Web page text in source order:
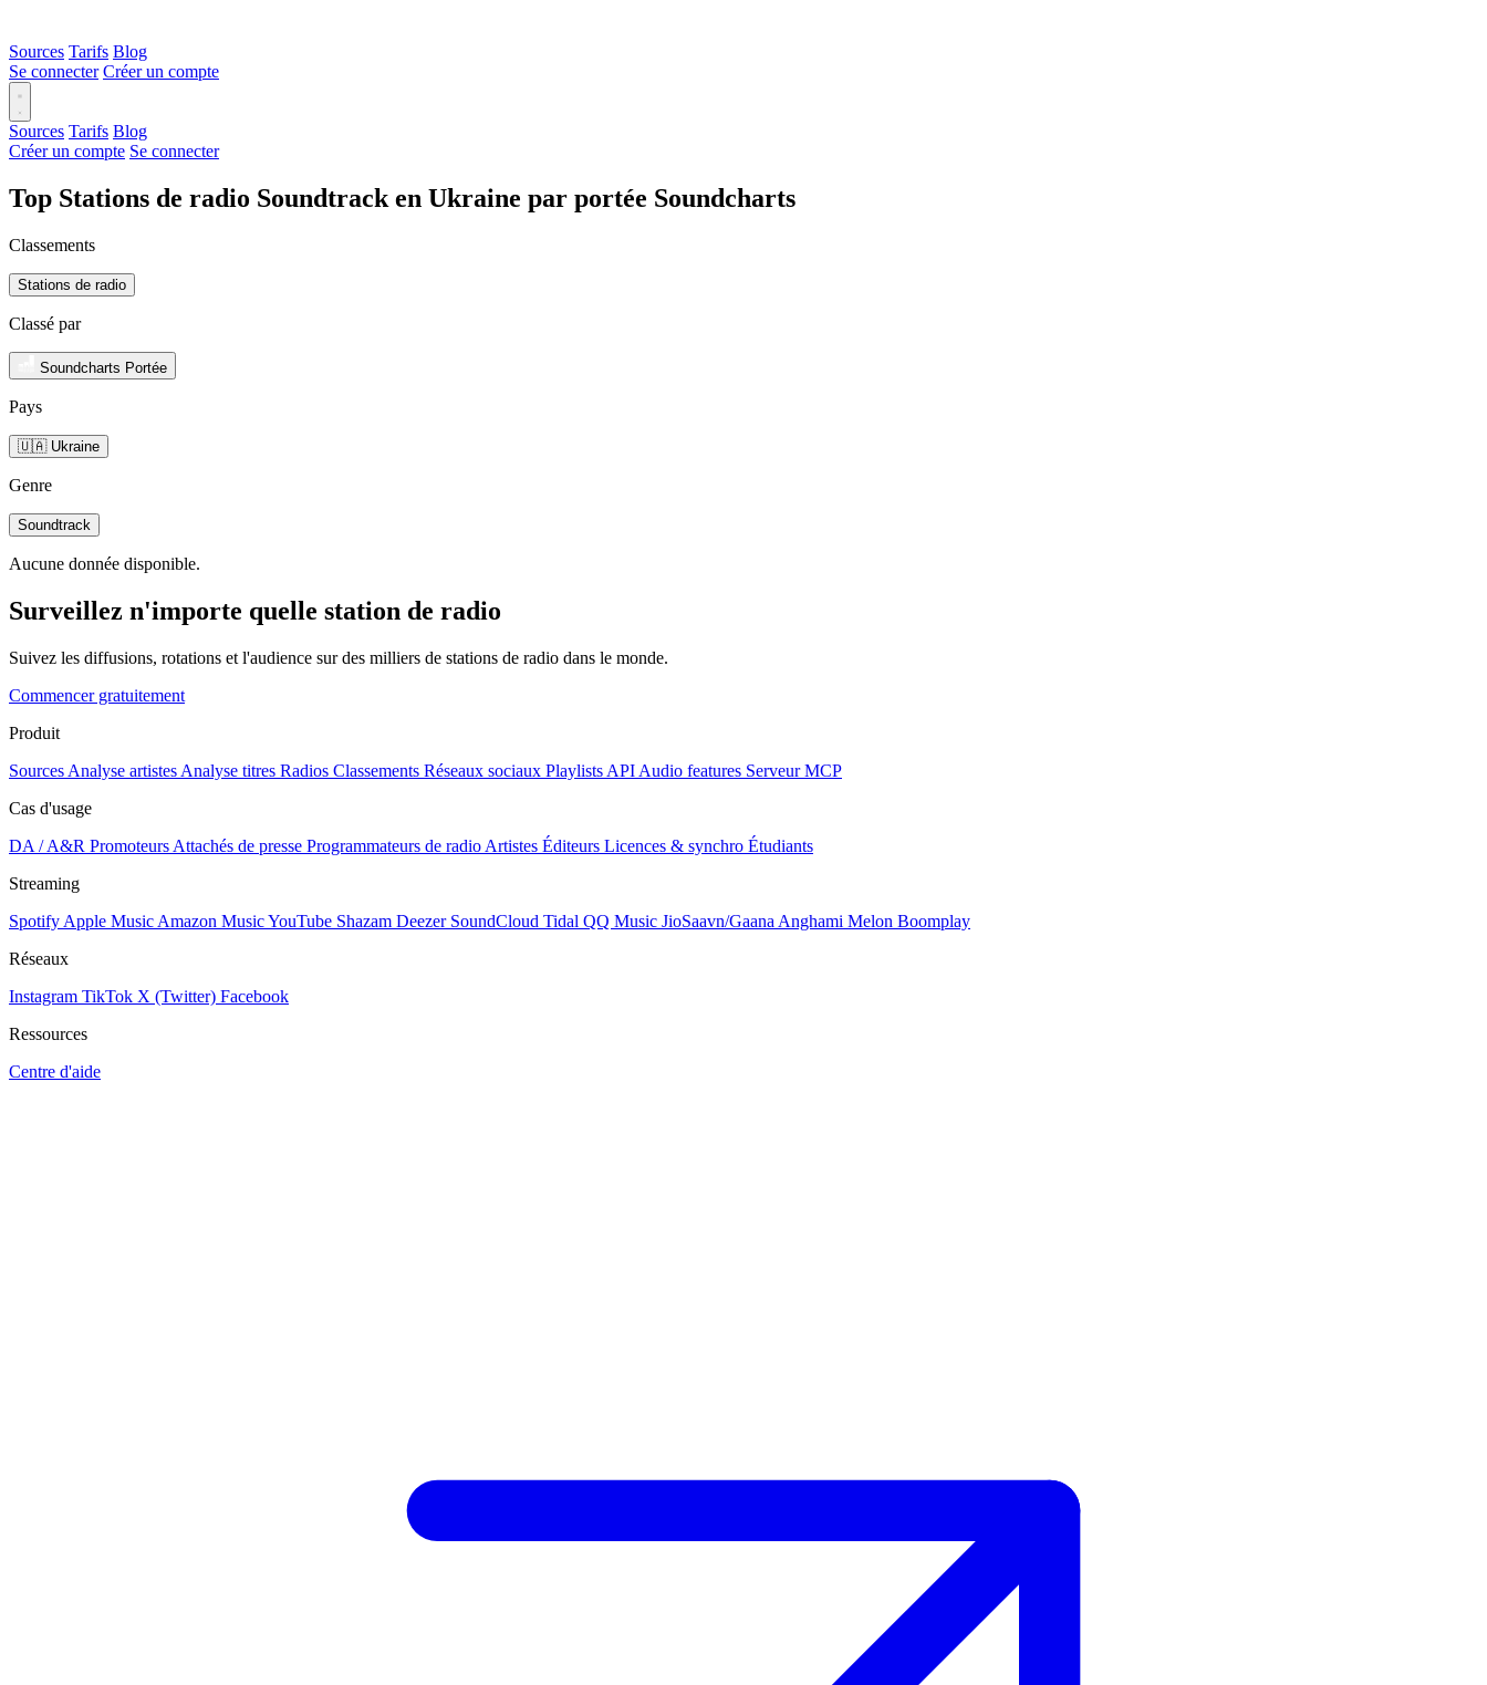
Sources Tarifs Blog
Se connecter Créer un compte
Sources Tarifs Blog
Créer un compte Se connecter
Top Stations de radio Soundtrack en Ukraine par portée Soundcharts
Classements
Stations de radio
Classé par
Soundcharts Portée
Pays
🇺🇦 Ukraine
Genre
Soundtrack
Aucune donnée disponible.
Surveillez n'importe quelle station de radio
Suivez les diffusions, rotations et l'audience sur des milliers de stations de radio dans le monde.
Commencer gratuitement
Produit
Sources Analyse artistes Analyse titres Radios Classements Réseaux sociaux Playlists API Audio features Serveur MCP
Cas d'usage
DA / A&R Promoteurs Attachés de presse Programmateurs de radio Artistes Éditeurs Licences & synchro Étudiants
Streaming
Spotify Apple Music Amazon MusicYouTube Shazam Deezer SoundCloud Tidal QQ Music JioSaavn/Gaana Anghami Melon Boomplay
Réseaux
Instagram TikTok X (Twitter) Facebook
Ressources
Centre d'aide